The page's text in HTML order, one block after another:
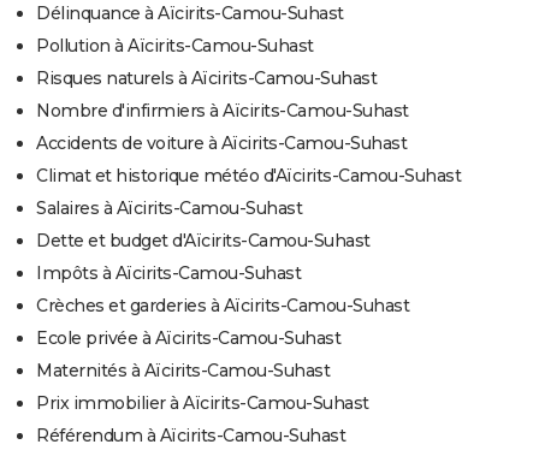
Délinquance à Aïcirits-Camou-Suhast
Pollution à Aïcirits-Camou-Suhast
Risques naturels à Aïcirits-Camou-Suhast
Nombre d'infirmiers à Aïcirits-Camou-Suhast
Accidents de voiture à Aïcirits-Camou-Suhast
Climat et historique météo d'Aïcirits-Camou-Suhast
Salaires à Aïcirits-Camou-Suhast
Dette et budget d'Aïcirits-Camou-Suhast
Impôts à Aïcirits-Camou-Suhast
Crèches et garderies à Aïcirits-Camou-Suhast
Ecole privée à Aïcirits-Camou-Suhast
Maternités à Aïcirits-Camou-Suhast
Prix immobilier à Aïcirits-Camou-Suhast
Référendum à Aïcirits-Camou-Suhast